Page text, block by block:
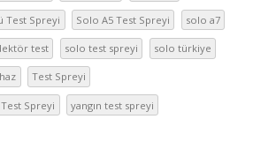
Test Spreyi Solo A5 Test Spreyi solo a7
test solo test spreyi solo türkiye
Test Spreyi
Spreyi yangın test spreyi